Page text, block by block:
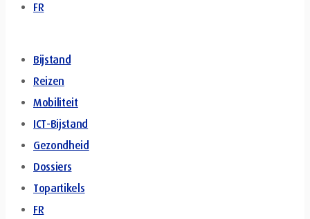
FR
Bijstand
Reizen
Mobiliteit
ICT-Bijstand
Gezondheid
Dossiers
Topartikels
FR